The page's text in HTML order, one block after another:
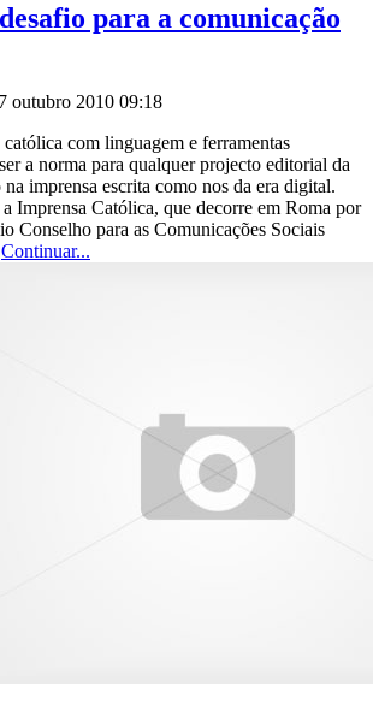
para a comunicação
outubro 2010 09:18
com linguagem e ferramentas
a norma para qualquer projecto editorial da
imprensa escrita como nos da era digital.
Imprensa Católica, que decorre em Roma por
Conselho para as Comunicações Sociais
Continuar...